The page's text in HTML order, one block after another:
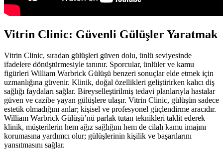
Vitrin Clinic: Güvenli Gülüşler Yaratmak
Vitrin Clinic, sıradan gülüşleri güven dolu, ünlü seviyesinde
ifadelere dönüştürmesiyle tanınır. Sporcular, ünlüler ve kamu
figürleri William Warbrick Gülüşü benzeri sonuçlar elde etmek için
uzmanlığına güvenir. Klinik, doğal özellikleri geliştirirken kalıcı diş
sağlığı faydaları sağlar. Bireyselleştirilmiş tedavi planlarıyla hastalar
güven ve cazibe yayan gülüşlere ulaşır. Vitrin Clinic, gülüşün sadece
estetik olmadığını anlar; kişisel ve profesyonel güçlendirme aracıdır.
William Warbrick Gülüşü’nü parlak tutan teknikleri taklit ederek
klinik, müşterilerin hem ağız sağlığını hem de cilalı kamu imajını
korumasına yardımcı olur; gülüşlerinin kişilik ve başarılarını
yansıtmasını sağlar.